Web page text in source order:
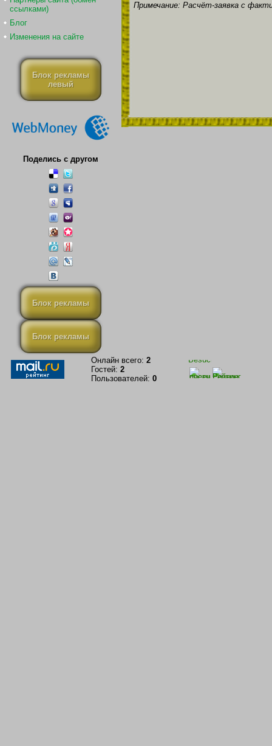
ссылками)
Блог
Изменения на сайте
Блок рекламы
левый
Поделись с другом
Блок рекламы
Блок рекламы
Примечание: Расчёт-заявка с
Онлайн всего: 2
Гостей: 2
Пользователей: 0